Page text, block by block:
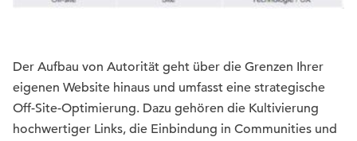
Der Aufbau von Autorität geht über die Grenzen Ihrer
eigenen Website hinaus und umfasst eine strategische
Off-Site-Optimierung. Dazu gehören die Kultivierung
hochwertiger Links, die Einbindung in Communities und